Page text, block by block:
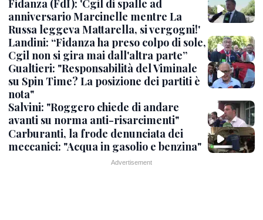
Fidanza (FdI): 'Cgil di spalle ad
anniversario Marcinelle mentre La
Russa leggeva Mattarella, si vergogni!'
Landini: “Fidanza ha preso colpo di sole,
Cgil non si gira mai dall'altra parte”
Gualtieri: "Responsabilità del Viminale
su Spin Time? La posizione dei partiti è
nota"
Salvini: "Roggero chiede di andare
avanti su norma anti-risarcimenti"
Carburanti, la frode denunciata dei
meccanici: "Acqua in gasolio e benzina"